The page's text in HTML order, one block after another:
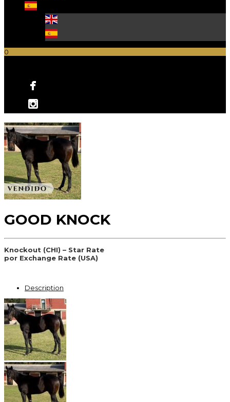
0
GOOD KNOCK
Knockout (CHI) – Star Rate
por Exchange Rate (USA)
Description